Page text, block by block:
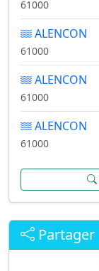
61000
ALENCON
61000
ALENCON
61000
ALENCON
61000
Partager